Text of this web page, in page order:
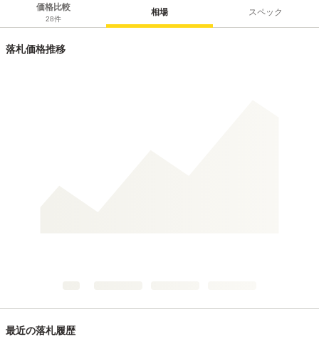
価格比較
28件
相場 スペック
落札価格推移
最近の落札履歴